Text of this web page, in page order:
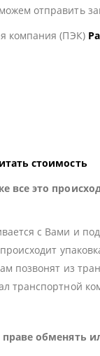
отправить
компания (ПЭК)
стоимость
все это
с Вами и
позвонят из
транспортной
обменять